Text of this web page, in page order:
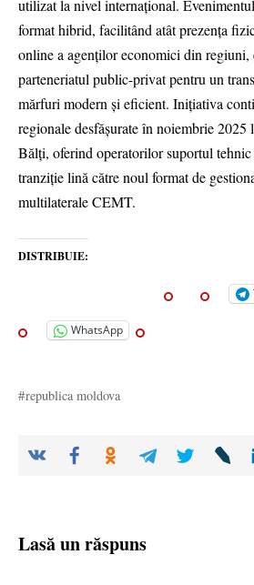
utilizat la nivel internațional.
format hibrid, facilitând atât prezența
online a agenților economici din regiuni,
parteneriatul public-privat pentru un
mărfuri modern și eficient. Inițiativa
regionale desfășurate în noiembrie 2025
Bălți, oferind operatorilor suportul tehnic
tranziție lină către noul format de
multilaterale CEMT.
DISTRIBUIE:
WhatsApp
republica moldova
Lasă un răspuns